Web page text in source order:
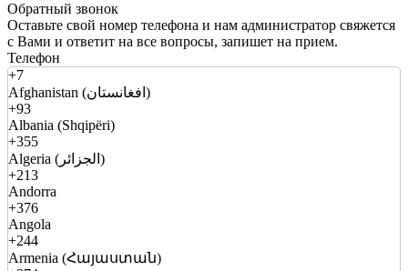
Обратный звонок
Оставьте свой номер телефона и нам администратор свяжется
с Вами и ответит на все вопросы, запишет на прием.
Телефон
+7
Afghanistan (افغانستان)
+93
Albania (Shqipëri)
+355
Algeria (الجزائر)
+213
Andorra
+376
Angola
+244
Armenia (Հայաստան)